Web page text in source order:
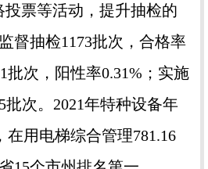
投票等活动，提升抽检的
督抽检1173批次，合格率
批次，阳性率0.31%；实施
批次。2021年特种设备年
在用电梯综合管理781.16